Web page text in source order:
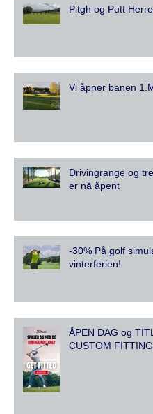
Pitgh og Putt
Vi åpner banen
Drivingrange og
er nå åpent
-30% På golf
vinterferien!
ÅPEN DAG og
CUSTOM FITTING